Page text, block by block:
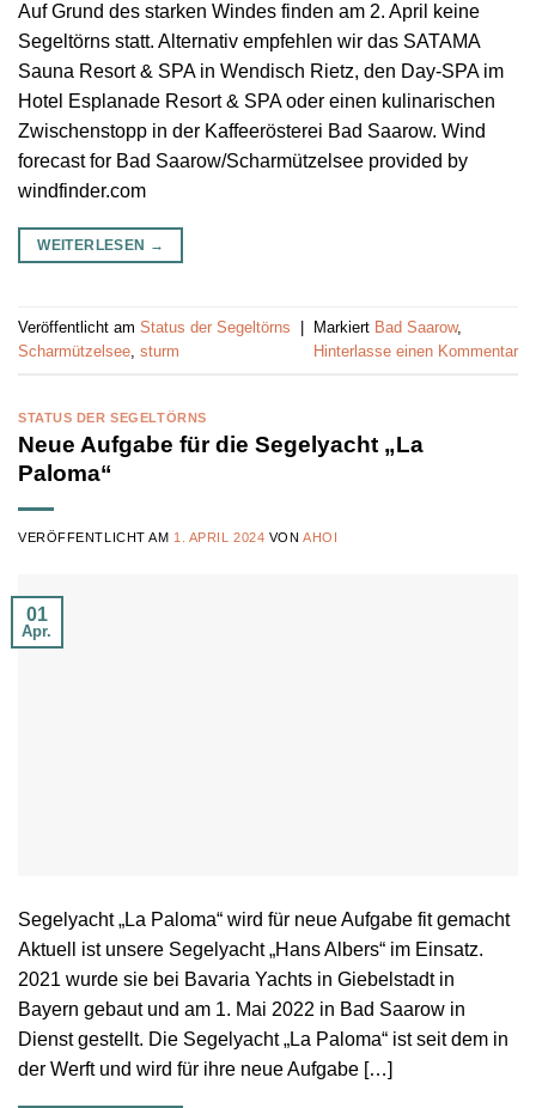
Auf Grund des starken Windes finden am 2. April keine
Segeltörns statt. Alternativ empfehlen wir das SATAMA
Sauna Resort & SPA in Wendisch Rietz, den Day-SPA im
Hotel Esplanade Resort & SPA oder einen kulinarischen
Zwischenstopp in der Kaffeerösterei Bad Saarow. Wind
forecast for Bad Saarow/Scharmützelsee provided by
windfinder.com
WEITERLESEN →
Veröffentlicht am Status der Segeltörns Markiert Bad Saarow,
Scharmützelsee sturm Hinterlasse einen Kommentar
STATUS DER SEGELTÖRNS
Neue Aufgabe für die Segelyacht „La
Paloma“
VERÖFFENTLICHT AM 1. APRIL 2024 VONAHOI
01
Apr.
Segelyacht „La Paloma“ wird für neue Aufgabe fit gemacht
Aktuell ist unsere Segelyacht „Hans Albers“ im Einsatz.
2021 wurde sie bei Bavaria Yachts in Giebelstadt in
Bayern gebaut und am 1. Mai 2022 in Bad Saarow in
Dienst gestellt. Die Segelyacht „La Paloma“ ist seit dem in
der Werft und wird für ihre neue Aufgabe […]